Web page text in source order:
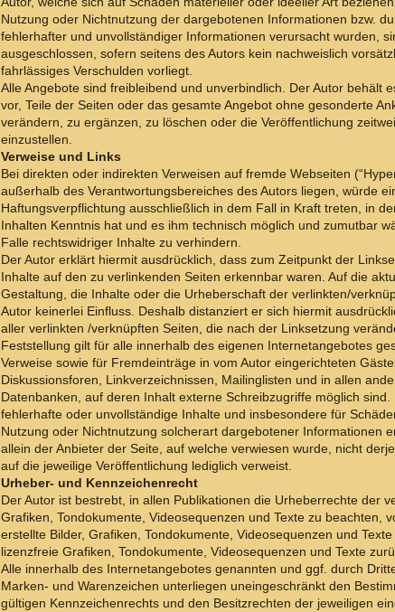
Nutzung oder Nichtnutzung der dargebotenen Informationen bzw.
fehlerhafter und unvollständiger Informationen verursacht wurden,
ausgeschlossen, sofern seitens des Autors kein nachweislich
fahrlässiges Verschulden vorliegt.
Alle Angebote sind freibleibend und unverbindlich. Der Autor behält
vor, Teile der Seiten oder das gesamte Angebot ohne gesonderte
verändern, zu ergänzen, zu löschen oder die Veröffentlichung
einzustellen.
Verweise und Links
Bei direkten oder indirekten Verweisen auf fremde Webseiten
außerhalb des Verantwortungsbereiches des Autors liegen, würde
Haftungsverpflichtung ausschließlich in dem Fall in Kraft treten, in
Inhalten Kenntnis hat und es ihm technisch möglich und zumutbar
Falle rechtswidriger Inhalte zu verhindern.
Der Autor erklärt hiermit ausdrücklich, dass zum Zeitpunkt der
Inhalte auf den zu verlinkenden Seiten erkennbar waren. Auf die
Gestaltung, die Inhalte oder die Urheberschaft der verlinkten/
Autor keinerlei Einfluss. Deshalb distanziert er sich hiermit
aller verlinkten /verknüpften Seiten, die nach der Linksetzung
Feststellung gilt für alle innerhalb des eigenen Internetangebotes
Verweise sowie für Fremdeinträge in vom Autor eingerichteten
Diskussionsforen, Linkverzeichnissen, Mailinglisten und in allen
Datenbanken, auf deren Inhalt externe Schreibzugriffe möglich sind.
fehlerhafte oder unvollständige Inhalte und insbesondere für
Nutzung oder Nichtnutzung solcherart dargebotener Informationen
allein der Anbieter der Seite, auf welche verwiesen wurde, nicht
auf die jeweilige Veröffentlichung lediglich verweist.
Urheber- und Kennzeichenrecht
Der Autor ist bestrebt, in allen Publikationen die Urheberrechte der
Grafiken, Tondokumente, Videosequenzen und Texte zu beachten,
erstellte Bilder, Grafiken, Tondokumente, Videosequenzen und
lizenzfreie Grafiken, Tondokumente, Videosequenzen und Texte
Alle innerhalb des Internetangebotes genannten und ggf. durch
Marken- und Warenzeichen unterliegen uneingeschränkt den
gültigen Kennzeichenrechts und den Besitzrechten der jeweiligen